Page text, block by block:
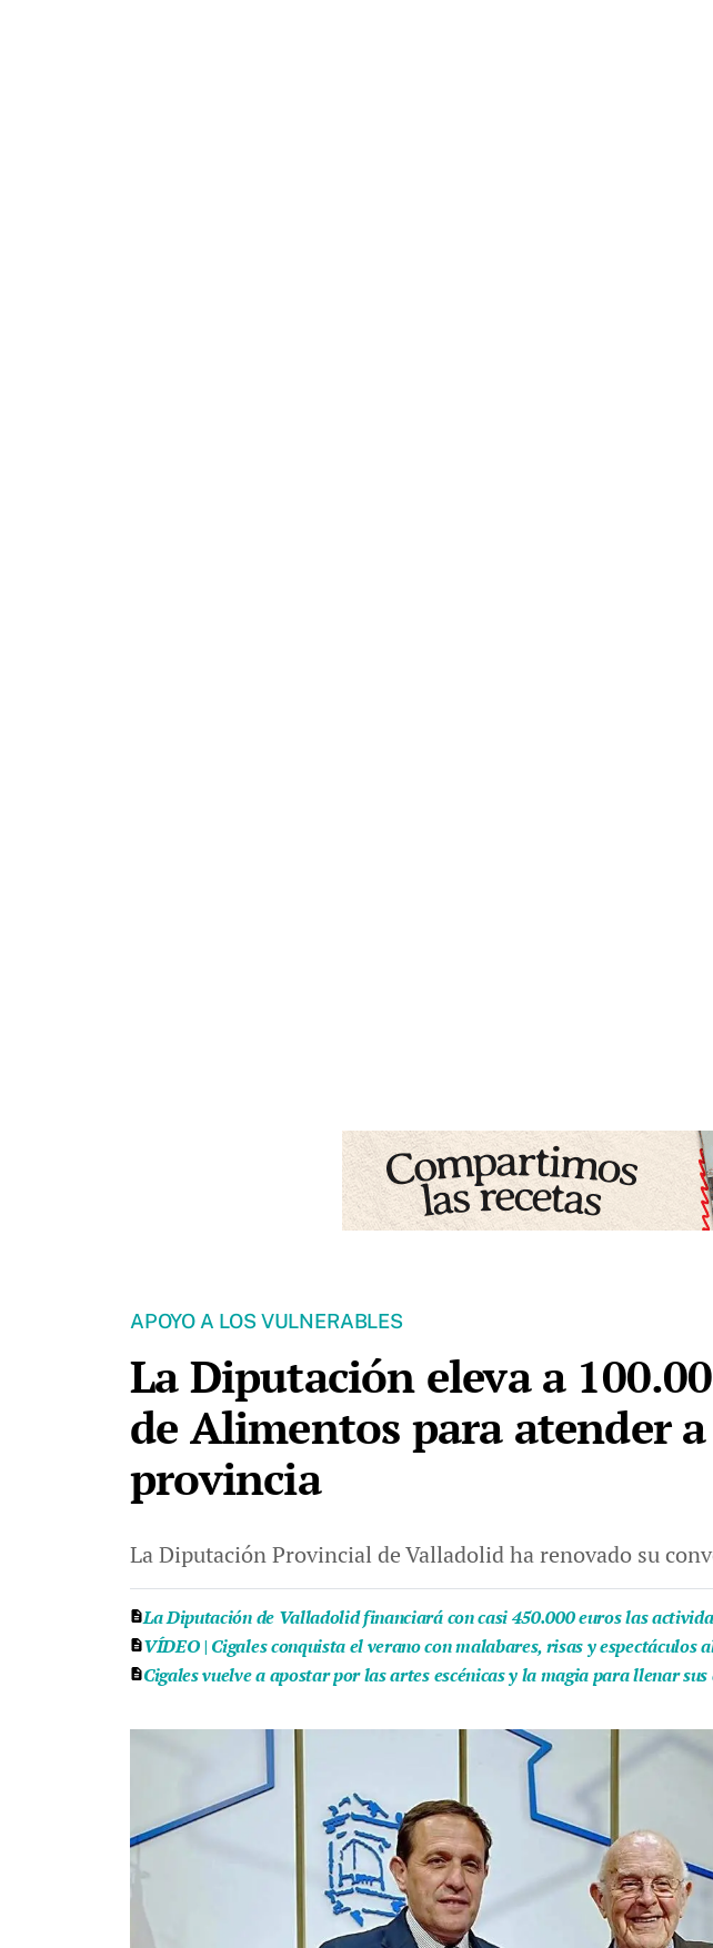
APOYO A LOS VULNERABLES
La Diputación eleva a
de Alimentos para atender
provincia
La Diputación Provincial de Valladolid ha renovado su
La Diputación de Valladolid financiará con casi 450.000 euros las
VÍDEO | Cigales conquista el verano con malabares, risas y
Cigales vuelve a apostar por las artes escénicas y la magia para llenar